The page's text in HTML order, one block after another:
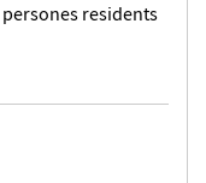
residents